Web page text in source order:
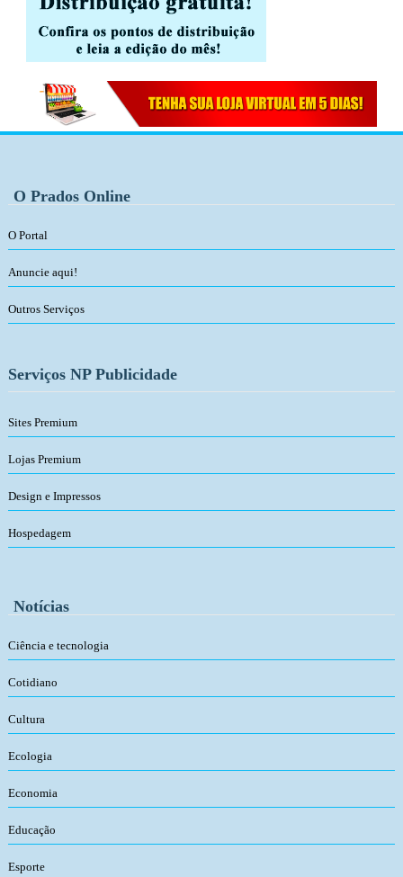
O Prados Online
O Portal
Anuncie aqui!
Outros Serviços
Serviços NP Publicidade
Sites Premium
Lojas Premium
Design e Impressos
Hospedagem
Notícias
Ciência e tecnologia
Cotidiano
Cultura
Ecologia
Economia
Educação
Esporte